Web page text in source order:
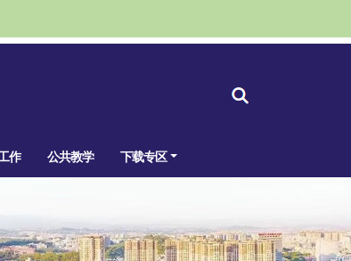
作 公共教学 下载专区